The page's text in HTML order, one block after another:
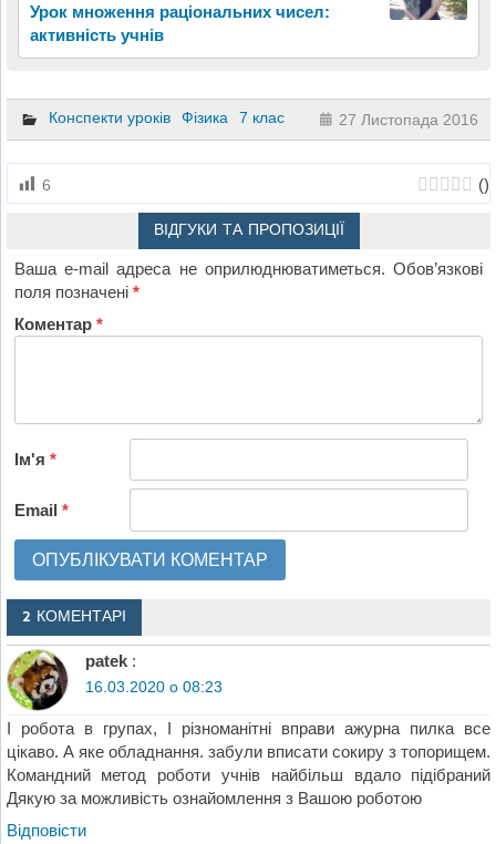
Урок множення раціональних чисел:
активність учнів
Конспекти уроків Фізика 7 клас 27 Листопада 2016
6 ()
ВІДГУКИ ТА ПРОПОЗИЦІЇ
Ваша e-mail адреса не оприлюднюватиметься. Обов’язкові
поля позначені*
Коментар*
Ім'я*
Email*
2 КОМЕНТАРІ
patek :
16.03.2020 о 08:23
І робота в групах, І різноманітні вправи ажурна пилка все
цікаво. А яке обладнання. забули вписати сокиру з топорищем.
Командний метод роботи учнів найбільш вдало підібраний
Дякую за можливість ознайомлення з Вашою роботою
Відповіcти